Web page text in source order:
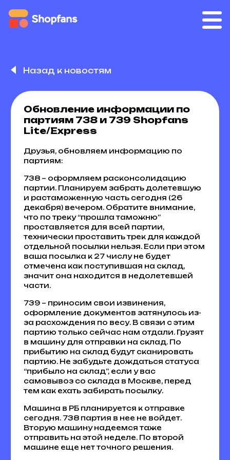
Назад к новостям
Обновление информации по
партиям 738 и 739 Shopfans
Lite/Express
Друзья, обновляем информацию по
партиям:
738 – оформляем расконсолидацию
партии. Планируем забрать долетевшую
и растаможенную часть сегодня (26
декабря) вечером. Обратите внимание,
что по треку “прошла таможню”
проставляется для всей партии,
технически проставить трек для каждой
отдельной посылки нельзя. Если при этом
ваша посылка к 27 числу не будет
отмечена как поступившая на склад,
значит она находится в недолетевшей
части.
739 – приносим свои извинения,
оформление документов затянулось из-
за расхождения по весу. В связи с этим
партию только сейчас нам отдали. Грузят
в машину для отправки на склад. По
прибытию на склад будут сканировать
партию. Не забудьте дождаться статуса
“прибыло на склад”, если у вас
самовывоз со склада в Москве, перед
тем как ехать забирать посылку.
Машина в РБ планируется к отправке
сегодня. 738 партия в нее не войдет.
Вторую машину надеемся таже
отправить на этой неделе. По второй
машине еще нет точного решения.